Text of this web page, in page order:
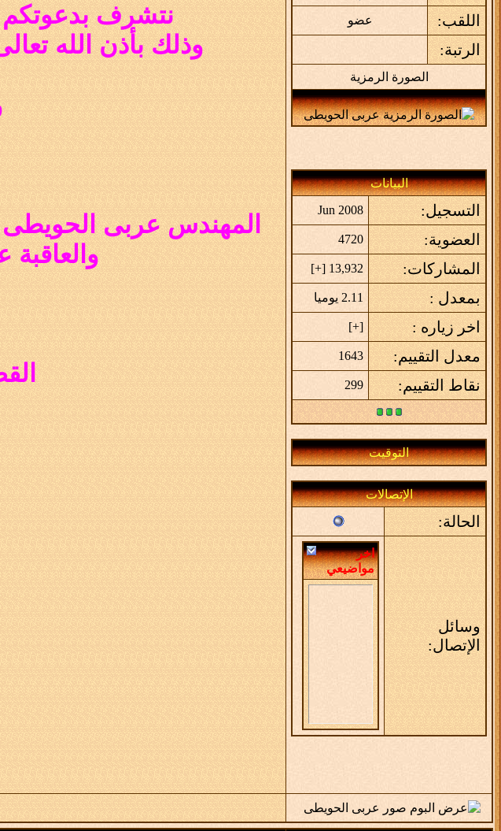
اللقب: عضو
الرتبة:
الصورة الرمزية
البيانات
التسجيل: Jun 2008
العضوية: 4720
المشاركات: 13,932 [
+
]
بمعدل : 2.11 يوميا
اخر زياره : [
+
]
معدل التقييم: 1643
نقاط التقييم: 299
التوقيت
الإتصالات
الحالة:
وسائل
الإتصال:
اخر
مواضيعي
نتشرف بدعوتكم
وذلك بأذن الله تعالى يوم
المهندس عربى الحويطى
والعاقبة